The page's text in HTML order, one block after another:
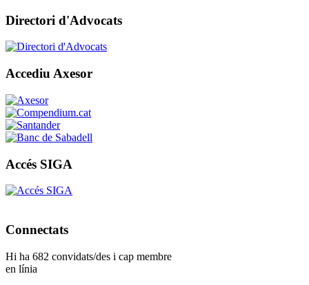
Directori d'Advocats
Accediu Axesor
Accés SIGA
Connectats
Hi ha 682 convidats/des i cap membre
en línia